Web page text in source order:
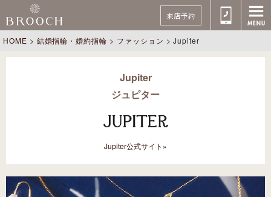
来店予約
HOME > 結婚指輪・婚約指輪 > ファッション >Jupiter
Jupiter
ジュピター
Jupiter公式サイト»